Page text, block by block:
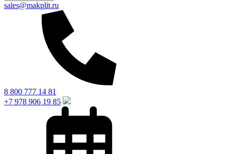
sales@makplit.ru
8 800 777 14 81
+7 978 906 19 85